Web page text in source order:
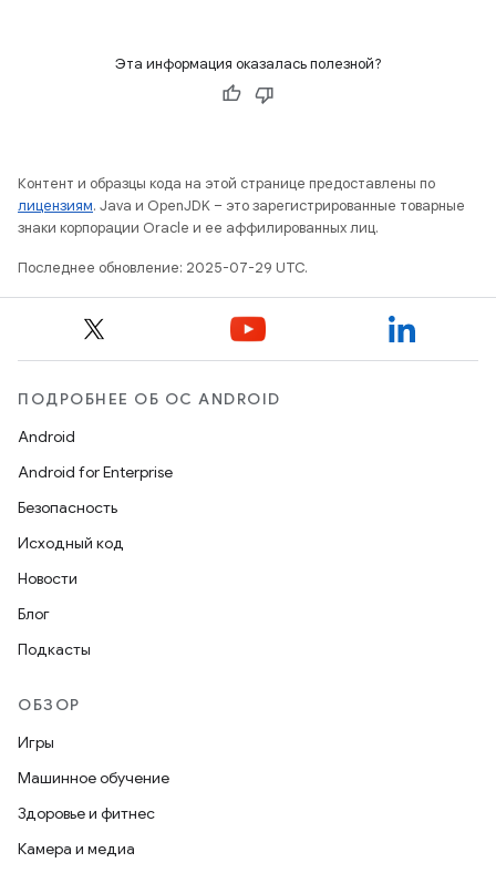
Эта информация оказалась полезной?
Контент и образцы кода на этой странице предоставлены по
лицензиям. Java и OpenJDK – это зарегистрированные товарные
знаки корпорации Oracle и ее аффилированных лиц.
Последнее обновление: 2025-07-29 UTC.
ПОДРОБНЕЕ ОБ ОС ANDROID
Android
Android for Enterprise
Безопасность
Исходный код
Новости
Блог
Подкасты
ОБЗОР
Игры
Машинное обучение
Здоровье и фитнес
Камера и медиа